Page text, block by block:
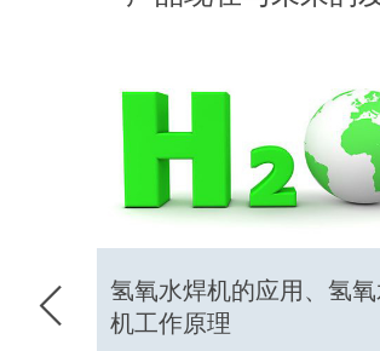
氢氧水焊机的应用、氢
机工作原理
